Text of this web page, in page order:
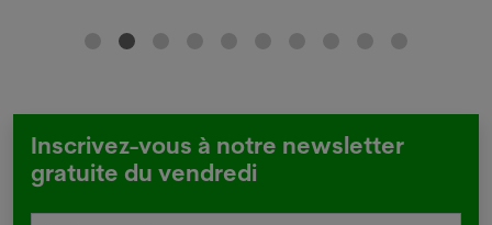
Inscrivez-vous à notre newsletter
gratuite du vendredi